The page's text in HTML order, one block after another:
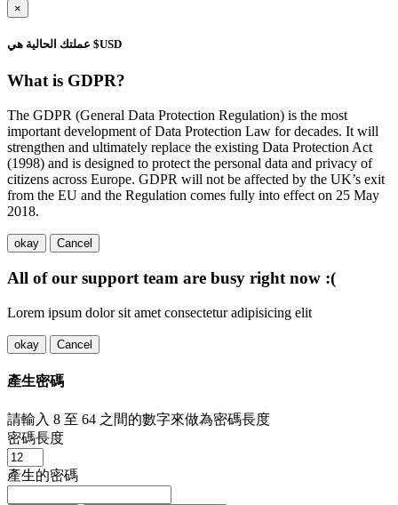
×
عملتك الحالية هي $USD
What is GDPR?
The GDPR (General Data Protection Regulation) is the most
important development of Data Protection Law for decades. It will
strengthen and ultimately replace the existing Data Protection Act
(1998) and is designed to protect the personal data and privacy of
citizens across Europe. GDPR will not be affected by the UK’s exit
from the EU and the Regulation comes fully into effect on 25 May
2018.
okay Cancel
All of our support team are busy right now :(
Lorem ipsum dolor sit amet consectetur adipisicing elit
okay Cancel
產生密碼
請輸入 8 至 64 之間的數字來做為密碼長度
密碼長度
產生的密碼